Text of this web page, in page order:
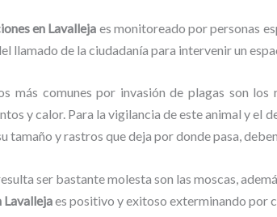
en Lavalleja es monitoreado por personas
llamado de la ciudadanía para intervenir un
más comunes por invasión de plagas son
y calor. Para la vigilancia de este animal y el
tamaño y rastros que deja por donde pasa,
ser bastante molesta son las moscas,
Lavallejaes positivo y exitoso exterminando por